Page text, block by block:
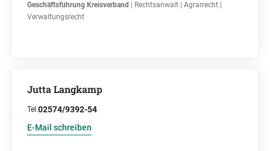
Geschäftsführung Kreisverband
| Rechtsanwalt | Agrarrecht |
Verwaltungsrecht
Jutta Langkamp
Tel.02574/9392-54
E-Mail schreiben